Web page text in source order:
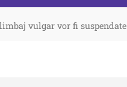
vulgar vor fi suspendate